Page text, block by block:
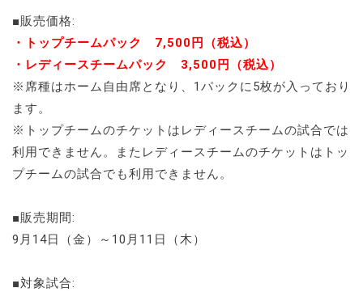
■販売価格:
・トップチームパック 7,500円（税込）
・レディースチームパック 3,500円（税込）
※席種はホーム自由席となり、1パックに5枚が入っており
ます。
※トップチームのチケットはレディースチームの試合では
利用できません。またレディースチームのチケットはトッ
プチームの試合でも利用できません。
■販売期間:
9月14日（金）～10月11日（木）
■対象試合: